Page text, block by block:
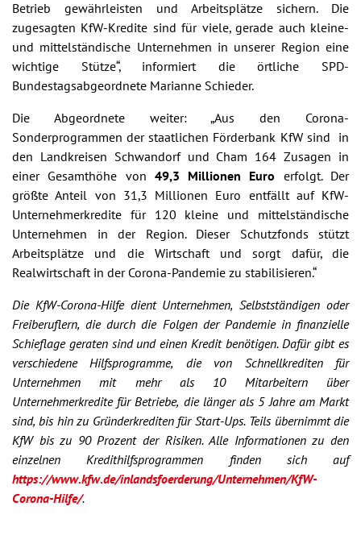
Betrieb gewährleisten und Arbeitsplätze sichern. Die
zugesagten KfW-Kredite sind für viele, gerade auch kleine-
und mittelständische Unternehmen in unserer Region eine
wichtige Stütze“, informiert die örtliche SPD-
Bundestagsabgeordnete Marianne Schieder.
Die Abgeordnete weiter: „Aus den Corona-
Sonderprogrammen der staatlichen Förderbank KfW sind in
den Landkreisen Schwandorf und Cham 164 Zusagen in
einer Gesamthöhe von 49,3 Millionen Euro erfolgt. Der
größte Anteil von 31,3 Millionen Euro entfällt auf KfW-
Unternehmerkredite für 120 kleine und mittelständische
Unternehmen in der Region. Dieser Schutzfonds stützt
Arbeitsplätze und die Wirtschaft und sorgt dafür, die
Realwirtschaft in der Corona-Pandemie zu stabilisieren.“
Die KfW-Corona-Hilfe dient Unternehmen, Selbstständigen oder
Freiberuflern, die durch die Folgen der Pandemie in finanzielle
Schieflage geraten sind und einen Kredit benötigen. Dafür gibt es
verschiedene Hilfsprogramme, die von Schnellkrediten für
Unternehmen mit mehr als 10 Mitarbeitern über
Unternehmerkredite für Betriebe, die länger als 5 Jahre am Markt
sind, bis hin zu Gründerkrediten für Start-Ups. Teils übernimmt die
KfW bis zu 90 Prozent der Risiken. Alle Informationen zu den
einzelnen Kredithilfsprogrammen finden sich auf
https://www.kfw.de/inlandsfoerderung/Unternehmen/KfW-
Corona-Hilfe/.